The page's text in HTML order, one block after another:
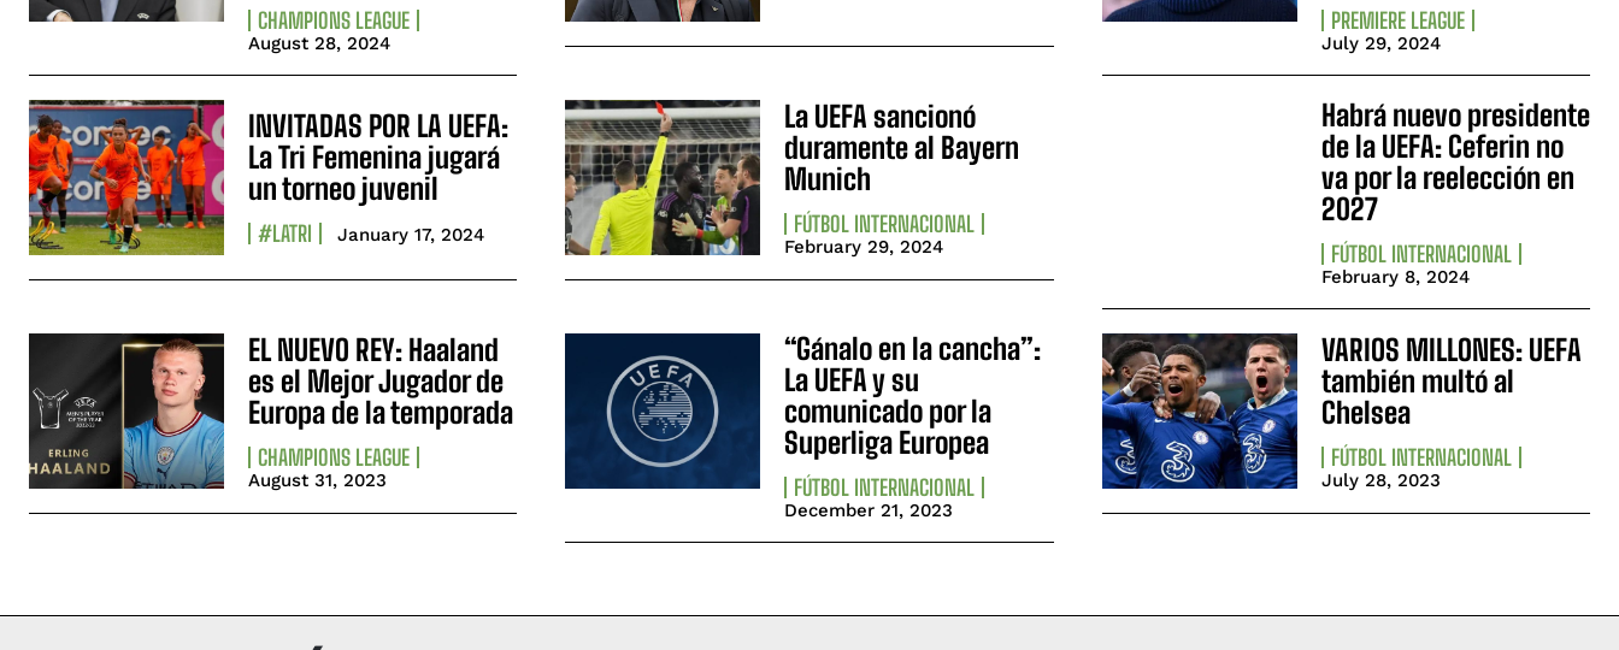
CHAMPIONS LEAGUE
August 28, 2024
PREMIERE LEAGUE
July 29, 2024
INVITADAS POR LA UEFA:
La Tri Femenina jugará
un torneo juvenil
#LATRI January 17, 2024
La UEFA sancionó
duramente al Bayern
Munich
FÚTBOL INTERNACIONAL
February 29, 2024
Habrá nuevo presidente
de la UEFA: Ceferin no
va por la reelección en
2027
FÚTBOL INTERNACIONAL
February 8, 2024
EL NUEVO REY: Haaland
es el Mejor Jugador de
Europa de la temporada
CHAMPIONS LEAGUE
August 31, 2023
“Gánalo en la cancha”:
La UEFA y su
comunicado por la
Superliga Europea
FÚTBOL INTERNACIONAL
December 21, 2023
VARIOS MILLONES: UEFA
también multó al
Chelsea
FÚTBOL INTERNACIONAL
July 28, 2023